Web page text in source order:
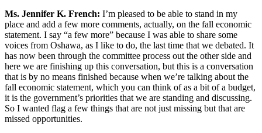
Ms. Jennifer K. French: I’m pleased to be able to stand in my
place and add a few more comments, actually, on the fall economic
statement. I say “a few more” because I was able to share some
voices from Oshawa, as I like to do, the last time that we debated. It
has now been through the committee process out the other side and
here we are finishing up this conversation, but this is a conversation
that is by no means finished because when we’re talking about the
fall economic statement, which you can think of as a bit of a budget,
it is the government’s priorities that we are standing and discussing.
So I wanted flag a few things that are not just missing but that are
missed opportunities.